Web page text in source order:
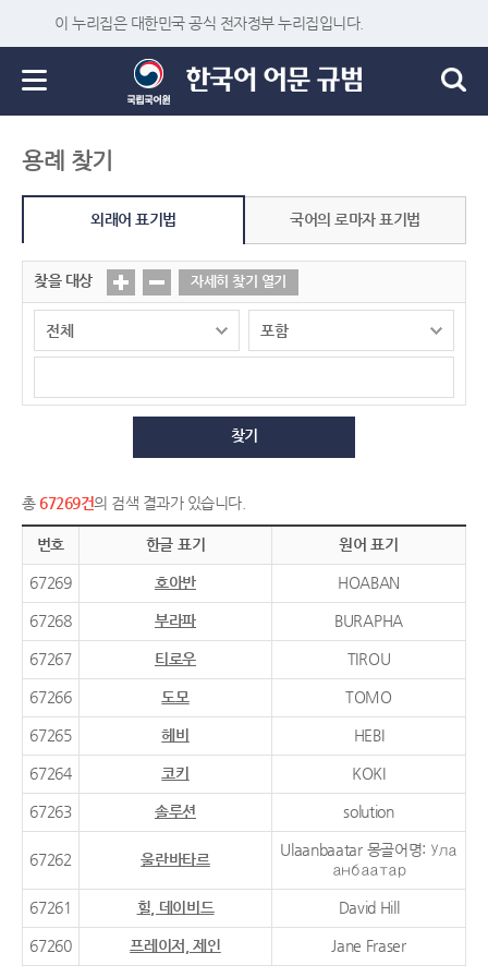
이 누리집은 대한민국 공식 전자정부 누리집입니다.
용례 찾기
외래어 표기법 국어의 로마자 표기법
찾을 대상 자세히 찾기 열기
찾기
총 67269건의 검색 결과가 있습니다.
번호 한글 표기 원어 표기
67269 호아반 HOABAN
67268 부라파 BURAPHA
67267 티로우 TIROU
67266 도모 TOMO
67265 헤비 HEBI
67264 코키 KOKI
67263 솔루션 solution
67262 울란바타르
Ulaanbaatar 몽골어명: Ула
анбаатар
67261 힐, 데이비드 David Hill
67260 프레이저, 제인 Jane Fraser